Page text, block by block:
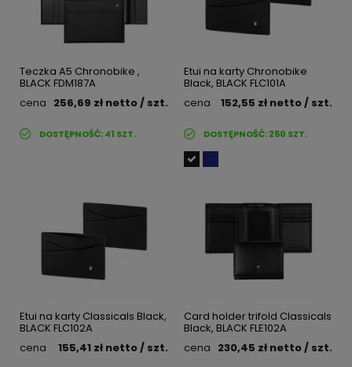
Teczka A5 Chronobike ,
BLACK FDM187A
cena 256,69 zł netto/ szt.
DOSTĘPNOŚĆ:41 SZT.
Etui na karty Chronobike
Black, BLACK FLC101A
cena
152,55 zł netto/ szt.
DOSTĘPNOŚĆ:250 SZT.
Etui na karty Classicals Black,
BLACK FLC102A
cena
155,41 zł netto/ szt.
Card holder trifold Classicals
Black, BLACK FLE102A
cena 230,45 zł netto/ szt.